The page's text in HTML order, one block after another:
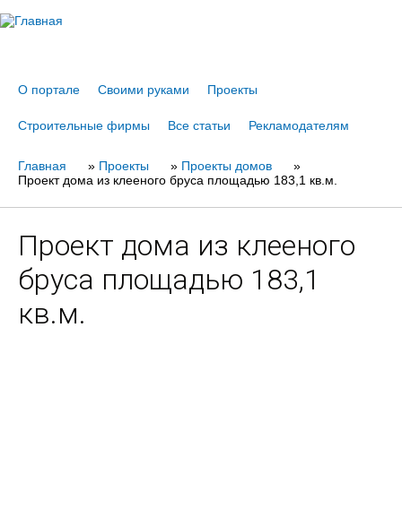
О портале Своими руками Проекты
Строительные фирмы Все статьи Рекламодателям
Вы
Главная » Проекты » Проекты домов
»
Проект дома из клееного бруса площадью 183,1 кв.м.
Проект дома из клееного
бруса площадью 183,1
кв.м.